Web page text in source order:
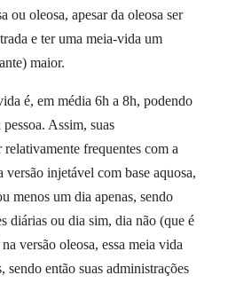
ou oleosa, apesar da oleosa ser
e ter uma meia-vida um
maior.
é, em média 6h a 8h, podendo
Assim, suas
frequentes com a
injetável com base aquosa,
menos um dia apenas, sendo
diárias ou dia sim, dia não (que é
versão oleosa, essa meia vida
sendo então suas administrações